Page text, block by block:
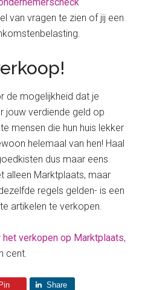
van vragen te zien of jij een
de mogelijkheid dat je
jouw verdiende geld op
mensen die hun huis lekker
helemaal van hen! Haal
dus maar eens
alleen Marktplaats, maar
regels gelden- is een
artikelen te verkopen.
verkopen op Marktplaats,
cent.
Share